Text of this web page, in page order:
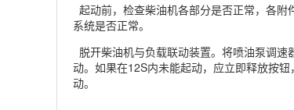
起动前，检查柴油机各部分是否正常，各
系统是否正常。
脱开柴油机与负载联动装置。将喷油泵调
动。如果在12S内未能起动，应立即释放按
动。